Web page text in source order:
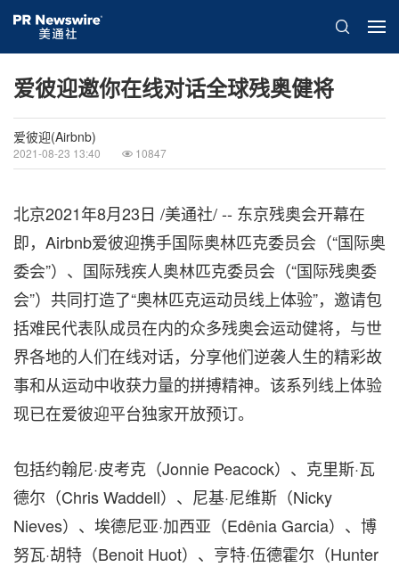
爱彼迎邀你在线对话全球残奥健将
爱彼迎(Airbnb)
2021-08-23 13:40 10847
北京2021年8月23日 /美通社/ -- 东京残奥会开幕在
即，Airbnb爱彼迎携手国际奥林匹克委员会（“国际奥
委会”）、国际残疾人奥林匹克委员会（“国际残奥委
会”）共同打造了“奥林匹克运动员线上体验”，邀请包
括难民代表队成员在内的众多残奥会运动健将，与世
界各地的人们在线对话，分享他们逆袭人生的精彩故
事和从运动中收获力量的拼搏精神。该系列线上体验
现已在爱彼迎平台独家开放预订。
包括约翰尼·皮考克（Jonnie Peacock）、克里斯·瓦
德尔（Chris Waddell）、尼基·尼维斯（Nicky
Nieves）、埃德尼亚·加西亚（Edênia Garcia）、博
努瓦·胡特（Benoit Huot）、亨特·伍德霍尔（Hunter